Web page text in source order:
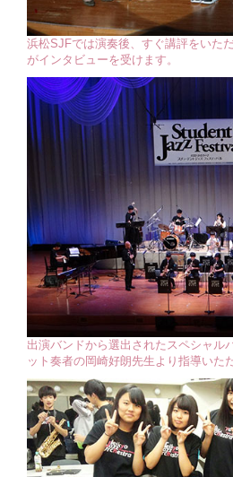
浜松SJFでは演奏後、すぐ講評をいた
がインタビューを受けます。
出演バンドから選出されたスペシャル
ット奏者の岡崎好朗先生より指導いた